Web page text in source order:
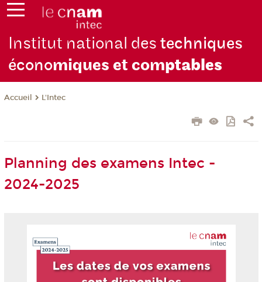
Institut national destechniques
économiques et comptables
Accueil L'Intec
Planning des examens Intec -
2024-2025